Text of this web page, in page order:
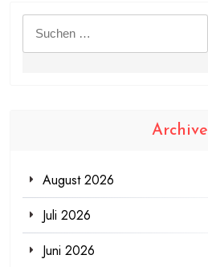
Archive
August 2026
Juli 2026
Juni 2026